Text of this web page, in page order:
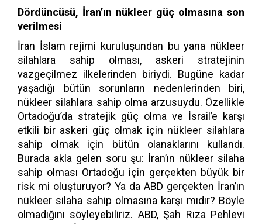
Dördüncüsü, İran’ın nükleer güç olmasına son
verilmesi
İran İslam rejimi kuruluşundan bu yana nükleer
silahlara sahip olması, askeri stratejinin
vazgeçilmez ilkelerinden biriydi. Bugüne kadar
yaşadığı bütün sorunların nedenlerinden biri,
nükleer silahlara sahip olma arzusuydu. Özellikle
Ortadoğu’da stratejik güç olma ve İsrail’e karşı
etkili bir askeri güç olmak için nükleer silahlara
sahip olmak için bütün olanaklarını kullandı.
Burada akla gelen soru şu: İran’ın nükleer silaha
sahip olması Ortadoğu için gerçekten büyük bir
risk mi oluşturuyor? Ya da ABD gerçekten İran’ın
nükleer silaha sahip olmasına karşı mıdır? Böyle
olmadığını söyleyebiliriz. ABD, Şah Rıza Pehlevi